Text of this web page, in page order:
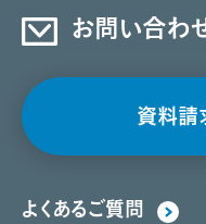
お問い合わ
資料請
よくあるご質問